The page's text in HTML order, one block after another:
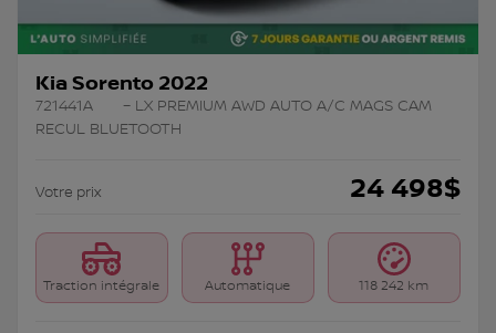
Kia Sorento 2022
721441A
– LX PREMIUM AWD AUTO A/C MAGS CAM
RECUL BLUETOOTH
Votre prix 24 498$
Traction intégrale Automatique 118 242 km